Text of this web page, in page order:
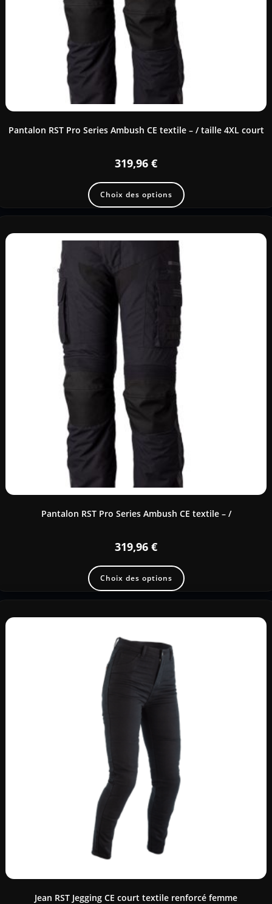
Pantalon RST Pro Series Ambush CE textile – / taille 4XL court
319,96 €
Choix des options
Pantalon RST Pro Series Ambush CE textile – /
319,96 €
Choix des options
Jean RST Jegging CE court textile renforcé femme